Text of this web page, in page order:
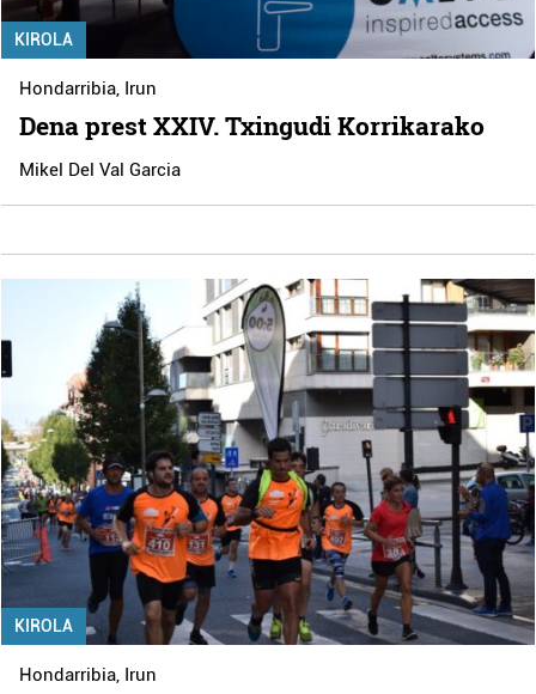
KIROLA
Hondarribia, Irun
Dena prest XXIV. Txingudi Korrikarako
Mikel Del Val Garcia
KIROLA
Hondarribia, Irun